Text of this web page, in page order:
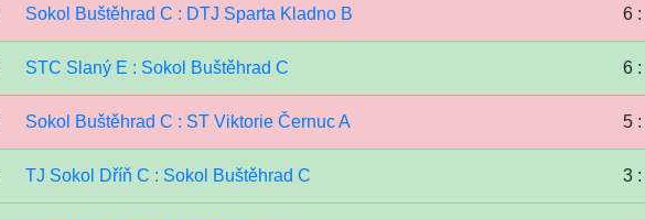
Sokol Buštěhrad C : DTJ Sparta Kladno B 6 :
STC Slaný E : Sokol Buštěhrad C 6 :
Sokol Buštěhrad C : ST Viktorie Černuc A 5 :
TJ Sokol Dříň C : Sokol Buštěhrad C 3 :